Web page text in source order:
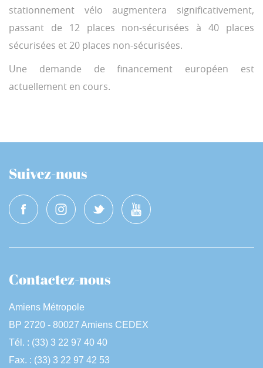
stationnement vélo augmentera significativement,
passant de 12 places non-sécurisées à 40 places
sécurisées et 20 places non-sécurisées.
Une demande de financement européen est
actuellement en cours.
Suivez-nous
Contactez-nous
Amiens Métropole
BP 2720 - 80027 Amiens CEDEX
Tél. : (33) 3 22 97 40 40
Fax. : (33) 3 22 97 42 53